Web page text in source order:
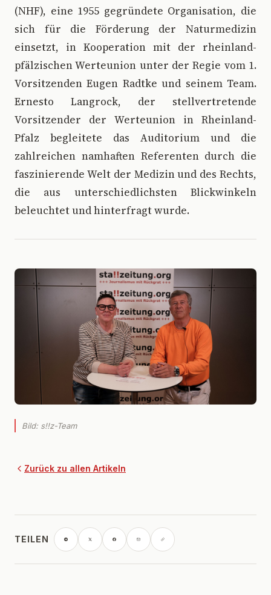
(NHF), eine 1955 gegründete Organisation, die
sich für die Förderung der Naturmedizin
einsetzt, in Kooperation mit der rheinland-
pfälzischen Werteunion unter der Regie vom 1.
Vorsitzenden Eugen Radtke und seinem Team.
Ernesto Langrock, der stellvertretende
Vorsitzender der Werteunion in Rheinland-
Pfalz begleitete das Auditorium und die
zahlreichen namhaften Referenten durch die
faszinierende Welt der Medizin und des Rechts,
die aus unterschiedlichsten Blickwinkeln
beleuchtet und hinterfragt wurde.
Bild: s!!z-Team
Zurück zu allen Artikeln
TEILEN